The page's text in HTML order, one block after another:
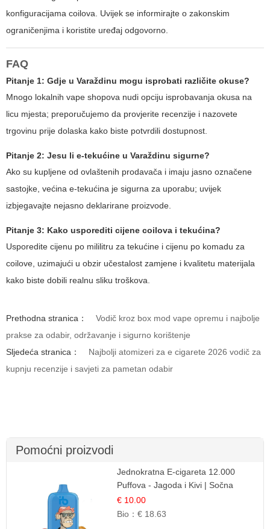
konfiguracijama coilova. Uvijek se informirajte o zakonskim
ograničenjima i koristite uređaj odgovorno.
FAQ
Pitanje 1: Gdje u Varaždinu mogu isprobati različite okuse?
Mnogo lokalnih vape shopova nudi opciju isprobavanja okusa na
licu mjesta; preporučujemo da provjerite recenzije i nazovete
trgovinu prije dolaska kako biste potvrdili dostupnost.
Pitanje 2: Jesu li e-tekućine u Varaždinu sigurne?
Ako su kupljene od ovlaštenih prodavača i imaju jasno označene
sastojke, većina e-tekućina je sigurna za uporabu; uvijek
izbjegavajte nejasno deklarirane proizvode.
Pitanje 3: Kako usporediti cijene coilova i tekućina?
Usporedite cijenu po mililitru za tekućine i cijenu po komadu za
coilove, uzimajući u obzir učestalost zamjene i kvalitetu materijala
kako biste dobili realnu sliku troškova.
Prethodna stranica：
Vodič kroz box mod vape opremu i najbolje
prakse za odabir, održavanje i sigurno korištenje
Sljedeća stranica：
Najbolji atomizeri za e cigarete 2026 vodič za
kupnju recenzije i savjeti za pametan odabir
Pomoćni proizvodi
Jednokratna E-cigareta 12.000
Puffova - Jagoda i Kivi | Sočna
Voćna Kombinacija
€ 10.00
Bio：€ 18.63